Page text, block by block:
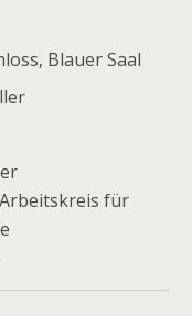
Blauer Saal
für